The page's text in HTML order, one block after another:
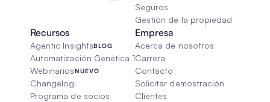
Seguros
Gestión de la propiedad
Recursos
Agentic InsightsBLOG
Automatización Genética 101
WebinariosNUEVO
Changelog
Programa de socios
Empresa
Acerca de nosotros
Carrera
Contacto
Solicitar demostración
Clientes